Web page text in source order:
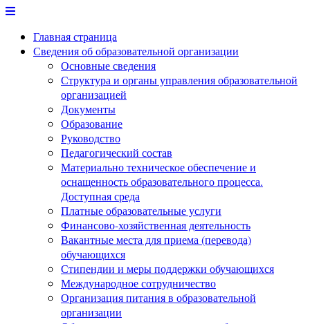
Перейти
содержимому
Главная страница
Сведения об образовательной организации
Основные сведения
Структура и органы управления образовательной
организацией
Документы
Образование
Руководство
Педагогический состав
Материально техническое обеспечение и
оснащенность образовательного процесса.
Доступная среда
Платные образовательные услуги
Финансово-хозяйственная деятельность
Вакантные места для приема (перевода)
обучающихся
Стипендии и меры поддержки обучающихся
Международное сотрудничество
Организация питания в образовательной
организации